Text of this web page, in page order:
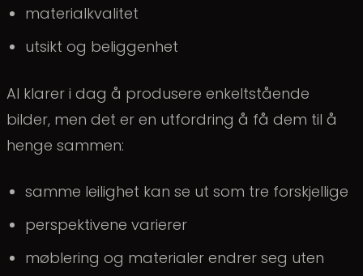
materialkvalitet
utsikt og beliggenhet
AI klarer i dag å produsere enkeltstående
bilder, men det er en utfordring å få dem til å
henge sammen:
samme leilighet kan se ut som tre forskjellige
perspektivene varierer
møblering og materialer endrer seg uten